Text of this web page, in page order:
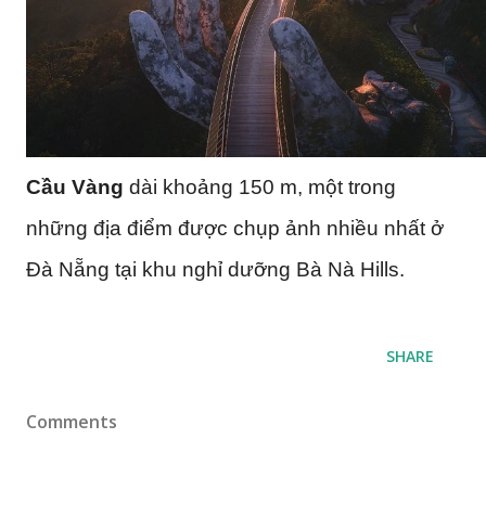
Cầu Vàng dài khoảng 150 m, một trong
những địa điểm được chụp ảnh nhiều nhất ở
Đà Nẵng tại khu nghỉ dưỡng Bà Nà Hills.
SHARE
Comments